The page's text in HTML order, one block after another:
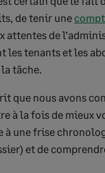
de tenir une
attentes de
les tenants et les
tâche.
que nous avons
à la fois de mieux
à une frise
et de